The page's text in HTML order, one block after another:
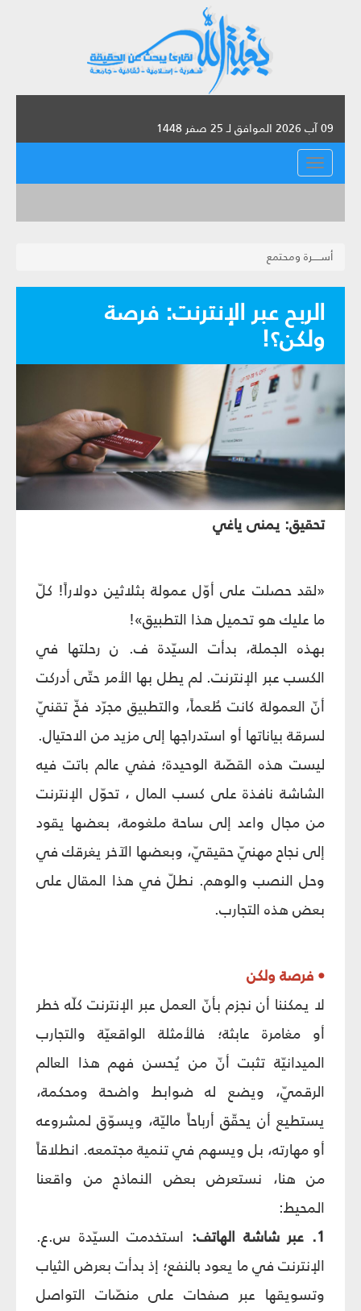
09 آب 2026 الموافق لـ 25 صفر 1448
القائمة
أســـــرة ومحتمع
الربح عبر الإنترنت: فرصة
ولكن؟!
تحقيق: يمنى ياغي
«لقد حصلت على أوّل عمولة بثلاثين دولاراً! كلّ
ما عليك هو تحميل هذا التطبيق»!
بهذه الجملة، بدأت السيّدة ف. ن رحلتها في
الكسب عبر الإنترنت. لم يطل بها الأمر حتّى أدركت
أنّ العمولة كانت طُعماً، والتطبيق مجرّد فخّ تقنيّ
لسرقة بياناتها أو استدراجها إلى مزيد من الاحتيال.
ليست هذه القصّة الوحيدة؛ ففي عالم باتت فيه
الشاشة نافذة على كسب المال ، تحوّل الإنترنت
من مجال واعد إلى ساحة ملغومة، بعضها يقود
إلى نجاح مهنيّ حقيقيّ، وبعضها الآخر يغرقك في
وحل النصب والوهم. نطلّ في هذا المقال على
بعض هذه التجارب.
• فرصة ولكن
لا يمكننا أن نجزم بأنّ العمل عبر الإنترنت كلّه خطر
أو مغامرة عابثة؛ فالأمثلة الواقعيّة والتجارب
الميدانيّة تثبت أنّ من يُحسن فهم هذا العالم
الرقميّ، ويضع له ضوابط واضحة ومحكمة،
يستطيع أن يحقّق أرباحاً ماليّة، ويسوّق لمشروعه
أو مهارته، بل ويسهم في تنمية مجتمعه. انطلاقاً
من هنا، نستعرض بعض النماذج من واقعنا
المحيط:
1. عبر شاشة الهاتف:
استخدمت السيّدة س.ع.
الإنترنت في ما يعود بالنفع؛ إذ بدأت بعرض الثياب
وتسويقها عبر صفحات على منصّات التواصل